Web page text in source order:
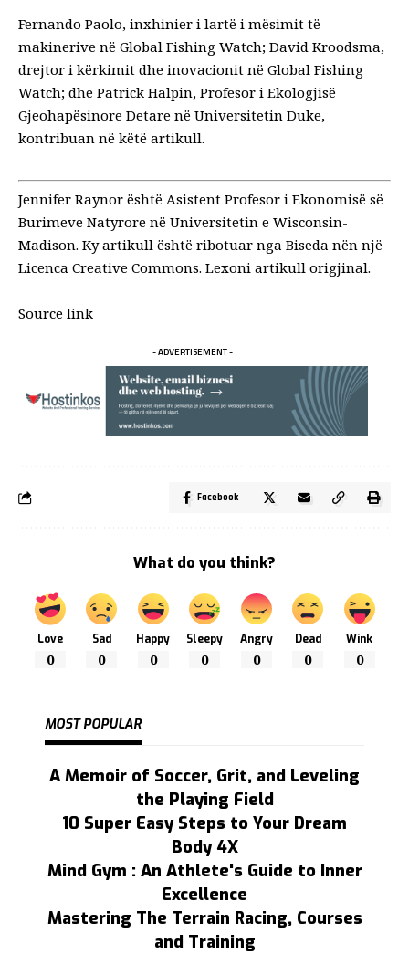
Fernando Paolo, inxhinier i lartë i mësimit të
makinerive në Global Fishing Watch; David Kroodsma,
drejtor i kërkimit dhe inovacionit në Global Fishing
Watch; dhe Patrick Halpin, Profesor i Ekologjisë
Gjeohapësinore Detare në Universitetin Duke,
kontribuan në këtë artikull.
Jennifer Raynor është Asistent Profesor i Ekonomisë së
Burimeve Natyrore në Universitetin e Wisconsin-
Madison. Ky artikull është ribotuar nga Biseda nën një
Licenca Creative Commons. Lexoni artikull origjinal.
Source link
- ADVERTISEMENT -
Facebook
What do you think?
Love
0
Sad
0
Happy
0
Sleepy
0
Angry
0
Dead
0
Wink
0
MOST POPULAR
A Memoir of Soccer, Grit, and Leveling
the Playing Field
10 Super Easy Steps to Your Dream
Body 4X
Mind Gym : An Athlete's Guide to Inner
Excellence
Mastering The Terrain Racing, Courses
and Training